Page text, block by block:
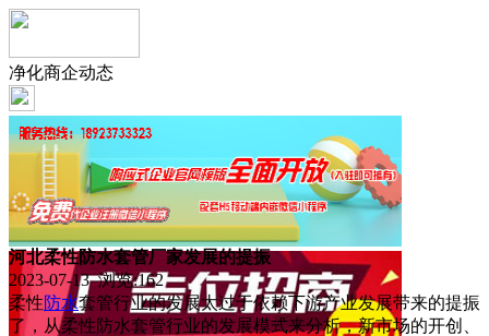
净化商企动态
河北柔性防水套管厂家发展的提振
2023-07-13 浏览:162
柔性防水套管行业的发展太过于依赖下游产业发展带来的提振
了，从柔性防水套管行业的发展模式来分析，新市场的开创、